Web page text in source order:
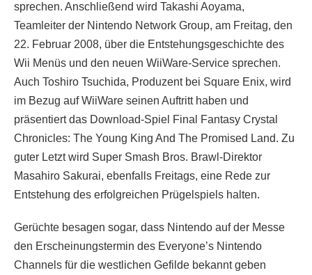
sprechen. Anschließend wird Takashi Aoyama,
Teamleiter der Nintendo Network Group, am Freitag, den
22. Februar 2008, über die Entstehungsgeschichte des
Wii Menüs und den neuen WiiWare-Service sprechen.
Auch Toshiro Tsuchida, Produzent bei Square Enix, wird
im Bezug auf WiiWare seinen Auftritt haben und
präsentiert das Download-Spiel Final Fantasy Crystal
Chronicles: The Young King And The Promised Land. Zu
guter Letzt wird Super Smash Bros. Brawl-Direktor
Masahiro Sakurai, ebenfalls Freitags, eine Rede zur
Entstehung des erfolgreichen Prügelspiels halten.
Gerüchte besagen sogar, dass Nintendo auf der Messe
den Erscheinungstermin des Everyone’s Nintendo
Channels für die westlichen Gefilde bekannt geben